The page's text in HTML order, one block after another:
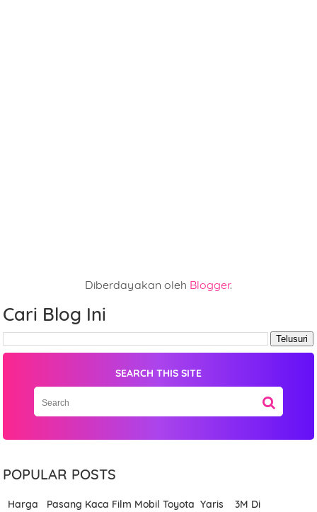
Diberdayakan oleh Blogger.
Cari Blog Ini
SEARCH THIS SITE
POPULAR POSTS
Harga Pasang Kaca Film Mobil Toyota Yaris 3M Di